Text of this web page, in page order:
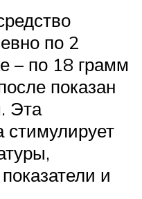
по 2
– по 18 грамм
показан
Эта
стимулирует
и